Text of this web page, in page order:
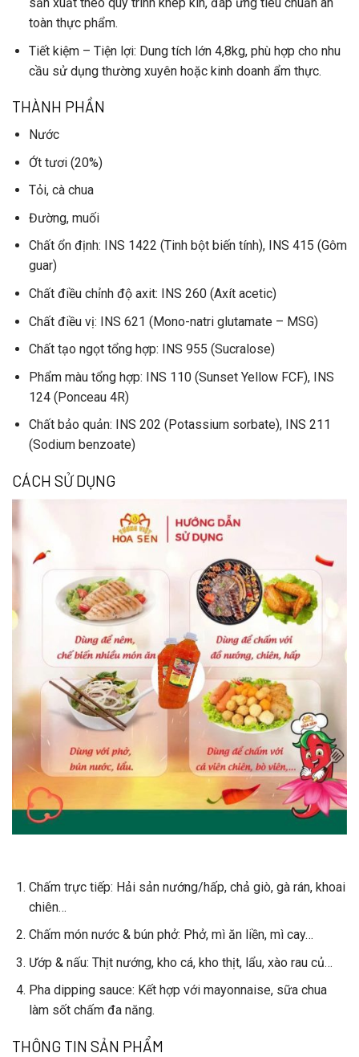
toàn thực phẩm.
Tiết kiệm – Tiện lợi: Dung tích lớn 4,8kg, phù hợp cho nhu
cầu sử dụng thường xuyên hoặc kinh doanh ẩm thực.
THÀNH PHẦN
Nước
Ớt tươi(20%)
Tỏi, cà chua
Đường, muối
Chất ổn định: INS 1422 (Tinh bột biến tính), INS 415 (Gôm
guar)
Chất điều chỉnh độ axit: INS 260 (Axít acetic)
Chất điều vị: INS 621 (Mono-natri glutamate – MSG)
Chất tạo ngọt tổng hợp: INS 955 (Sucralose)
Phẩm màu tổng hợp: INS 110 (Sunset Yellow FCF), INS
124 (Ponceau 4R)
Chất bảo quản: INS 202 (Potassium sorbate), INS 211
(Sodium benzoate)
CÁCH SỬ DỤNG
Chấm trực tiếp: Hải sản nướng/hấp, chả giò, gà rán, khoai
chiên…
Chấm món nước & bún phở: Phở, mì ăn liền, mì cay…
Ướp & nấu: Thịt nướng, kho cá, kho thịt, lẩu, xào rau củ…
Pha dipping sauce: Kết hợp với mayonnaise, sữa chua
làm sốt chấm đa năng.
THÔNG TIN SẢN PHẨM